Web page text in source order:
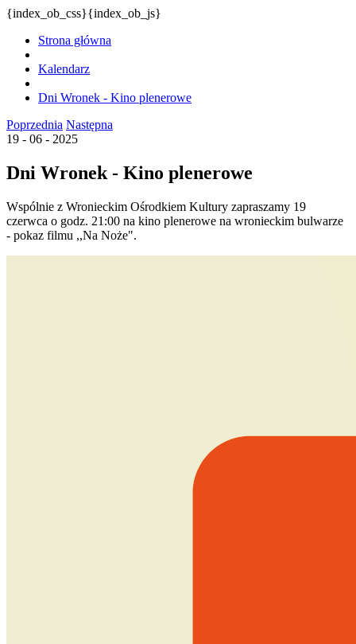
{index_ob_css}{index_ob_js}
Strona główna
Kalendarz
Dni Wronek - Kino plenerowe
Poprzednia Następna
19 - 06 - 2025
Dni Wronek - Kino plenerowe
Wspólnie z Wronieckim Ośrodkiem Kultury zapraszamy 19
czerwca o godz. 21:00 na kino plenerowe na wronieckim bulwarze
- pokaz filmu ,,Na Noże".